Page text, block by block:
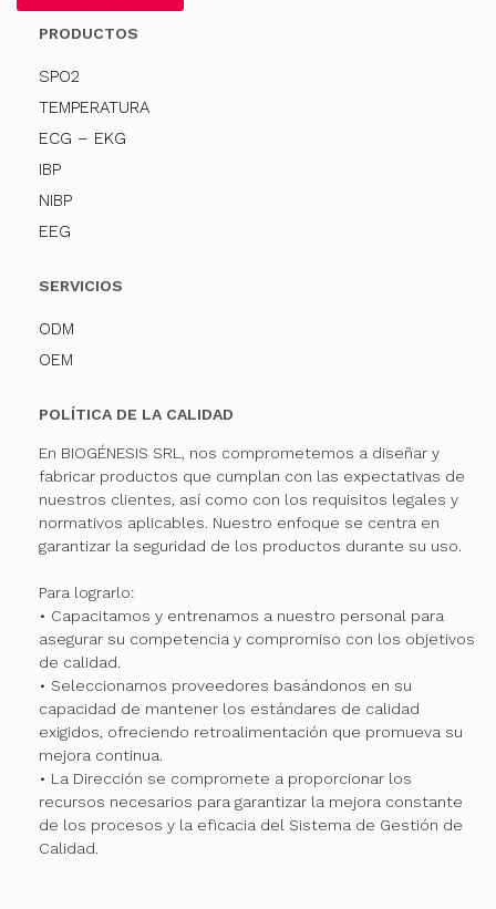
PRODUCTOS
SPO2
TEMPERATURA
ECG – EKG
IBP
NIBP
EEG
SERVICIOS
ODM
OEM
POLÍTICA DE LA CALIDAD
En BIOGÉNESIS SRL, nos comprometemos a diseñar y
fabricar productos que cumplan con las expectativas de
nuestros clientes, así como con los requisitos legales y
normativos aplicables. Nuestro enfoque se centra en
garantizar la seguridad de los productos durante su uso.
Para lograrlo:
• Capacitamos y entrenamos a nuestro personal para
asegurar su competencia y compromiso con los objetivos
de calidad.
• Seleccionamos proveedores basándonos en su
capacidad de mantener los estándares de calidad
exigidos, ofreciendo retroalimentación que promueva su
mejora continua.
• La Dirección se compromete a proporcionar los
recursos necesarios para garantizar la mejora constante
de los procesos y la eficacia del Sistema de Gestión de
Calidad.